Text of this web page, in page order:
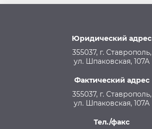
Юридический адрес
355037, г. Ставрополь,
ул. Шпаковская, 107А
Фактический адрес
355037, г. Ставрополь,
ул. Шпаковская, 107А
Тел./факс